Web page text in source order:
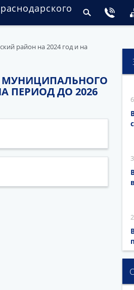
район на 2024 год и на
МУНИЦИПАЛЬНОГО
ПЕРИОД ДО 2026